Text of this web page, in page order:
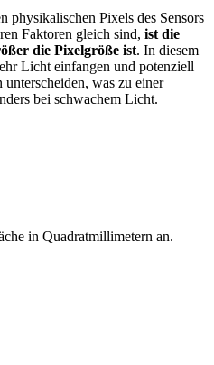
physikalischen Pixels des Sensors
Faktoren gleich sind, ist die
die Pixelgröße ist. In diesem
Licht einfangen und potenziell
unterscheiden, was zu einer
bei schwachem Licht.
in Quadratmillimetern an.